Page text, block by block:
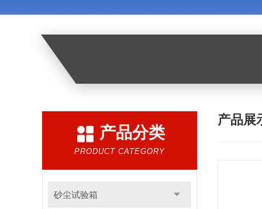
产品分类
PRODUCT CATEGORY
砂尘试验箱
产品展